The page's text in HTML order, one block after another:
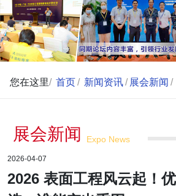
您在这里/ 首页 / 新闻资讯 / 展会新闻 /
展会新闻 Expo News
2026-04-07
2026 表面工程风云起！